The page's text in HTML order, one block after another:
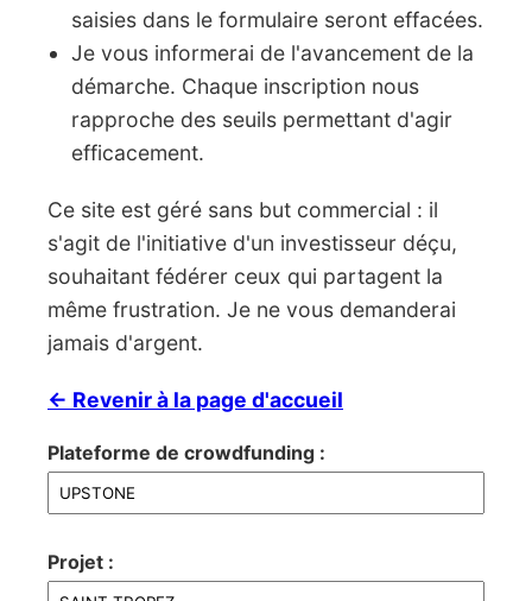
saisies dans le formulaire seront effacées.
Je vous informerai de l'avancement de la
démarche. Chaque inscription nous
rapproche des seuils permettant d'agir
efficacement.
Ce site est géré sans but commercial : il
s'agit de l'initiative d'un investisseur déçu,
souhaitant fédérer ceux qui partagent la
même frustration. Je ne vous demanderai
jamais d'argent.
← Revenir à la page d'accueil
Plateforme de crowdfunding :
Projet :